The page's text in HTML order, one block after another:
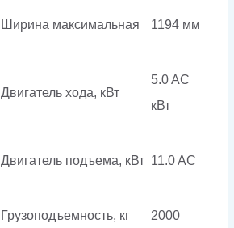
Ширина максимальная 1194 мм
Двигатель хода, кВт
5.0 AC
кВт
Двигатель подъема, кВт 11.0 AC
Грузоподъемность, кг 2000